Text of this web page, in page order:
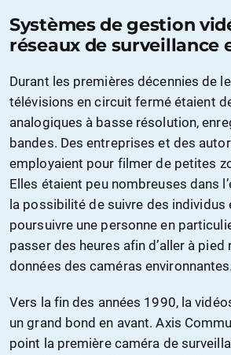
Systèmes de gestion
réseaux de surveillance
Durant les premières décennies de
télévisions en circuit fermé étaient
analogiques à basse résolution,
bandes. Des entreprises et des
employaient pour filmer de petites
Elles étaient peu nombreuses dans
la possibilité de suivre des
poursuivre une personne en
passer des heures afin d’aller à pied
données des caméras environnantes.
Vers la fin des années 1990, la
un grand bond en avant. Axis
point la première caméra de